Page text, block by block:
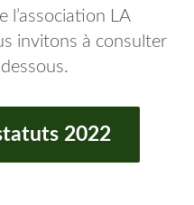
l’association LA
invitons à consulter
2022